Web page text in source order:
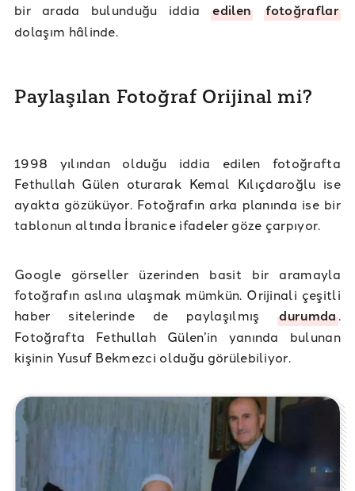
bir arada bulunduğu iddiaedilen fotoğraflar
dolaşım hâlinde.
Paylaşılan Fotoğraf Orijinal mi?
1998 yılından olduğu iddia edilen fotoğrafta
Fethullah Gülen oturarak Kemal Kılıçdaroğlu ise
ayakta gözüküyor. Fotoğrafın arka planında ise bir
tablonun altında İbranice ifadeler göze çarpıyor.
Google görseller üzerinden basit bir aramayla
fotoğrafın aslına ulaşmak mümkün. Orijinali çeşitli
haber sitelerinde de paylaşılmışdurumda.
Fotoğrafta Fethullah Gülen’in yanında bulunan
kişinin Yusuf Bekmezci olduğu görülebiliyor.